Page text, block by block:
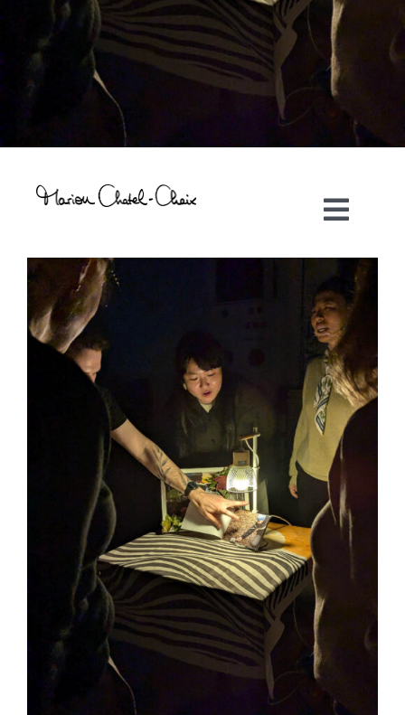
Artiste plasticienne
Collaborations
Direction créative
Références
Podcasts